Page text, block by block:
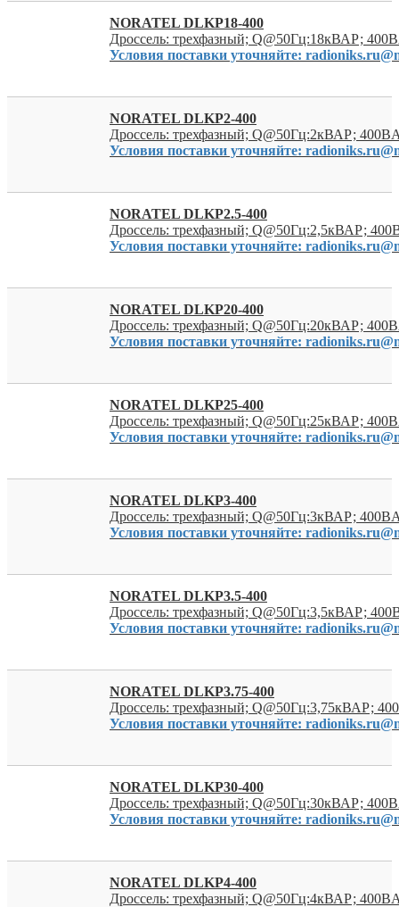
NORATEL DLKP18-400
Дроссель: трехфазный; Q@50Гц:18кВАР;
Условия поставки уточняйте:
NORATEL DLKP2-400
Дроссель: трехфазный; Q@50Гц:2кВАР;
Условия поставки уточняйте:
NORATEL DLKP2.5-400
Дроссель: трехфазный; Q@50Гц:2,5кВАР;
Условия поставки уточняйте:
NORATEL DLKP20-400
Дроссель: трехфазный; Q@50Гц:20кВАР;
Условия поставки уточняйте:
NORATEL DLKP25-400
Дроссель: трехфазный; Q@50Гц:25кВАР;
Условия поставки уточняйте:
NORATEL DLKP3-400
Дроссель: трехфазный; Q@50Гц:3кВАР;
Условия поставки уточняйте:
NORATEL DLKP3.5-400
Дроссель: трехфазный; Q@50Гц:3,5кВАР;
Условия поставки уточняйте:
NORATEL DLKP3.75-400
Дроссель: трехфазный; Q@50Гц:3,75кВАР;
Условия поставки уточняйте:
NORATEL DLKP30-400
Дроссель: трехфазный; Q@50Гц:30кВАР;
Условия поставки уточняйте:
NORATEL DLKP4-400
Дроссель: трехфазный; Q@50Гц:4кВАР;